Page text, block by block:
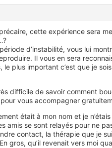
cette expérience sera
d’instabilité, vous lui
Il vous en sera
plus important c’est que je
difficile de savoir comment
vous accompagner
était à mon nom et je
amis se sont relayés pour ne
contact, la thérapie que je
gros, qu’il revenait vers moi